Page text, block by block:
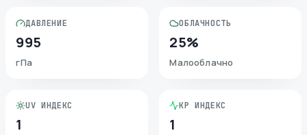
ДАВЛЕНИЕ
995
гПа
ОБЛАЧНОСТЬ
25%
Малооблачно
UV ИНДЕКС
1
KP ИНДЕКС
1